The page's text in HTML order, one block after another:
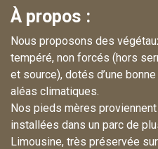
À propos :
Nous proposons des
tempéré, non forcés (hors
et source), dotés d’une
aléas climatiques.
Nos pieds mères
installées dans un parc de
Limousine, très préservée